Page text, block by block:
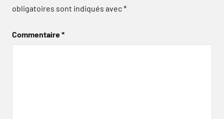
obligatoires sont indiqués avec*
Commentaire*